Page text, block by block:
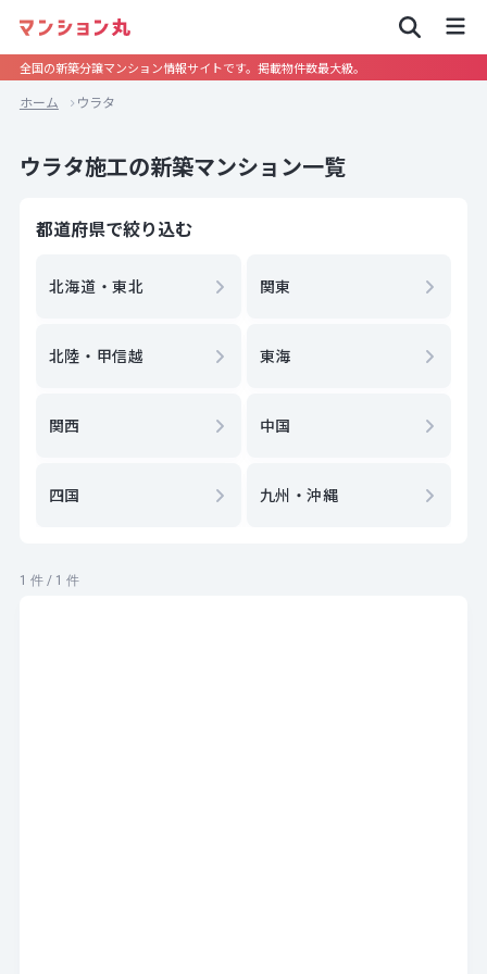
全国の新築分譲マンション情報サイトです。掲載物件数最大級。
ホーム ウラタ
ウラタ施工の新築マンション一覧
都道府県で絞り込む
北海道・東北 関東
北陸・甲信越 東海
関西 中国
四国 九州・沖縄
1 件 / 1 件